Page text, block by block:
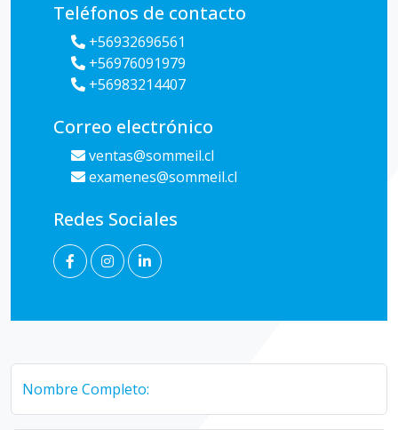
Teléfonos de contacto
+56932696561
+56976091979
+56983214407
Correo electrónico
ventas@sommeil.cl
examenes@sommeil.cl
Redes Sociales
Nombre Completo: